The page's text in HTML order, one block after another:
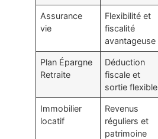
Assurance
vie
Flexibilité et
fiscalité
avantageuse
Plan Épargne
Retraite
Déduction
fiscale et
sortie flexible
Immobilier
locatif
Revenus
réguliers et
patrimoine